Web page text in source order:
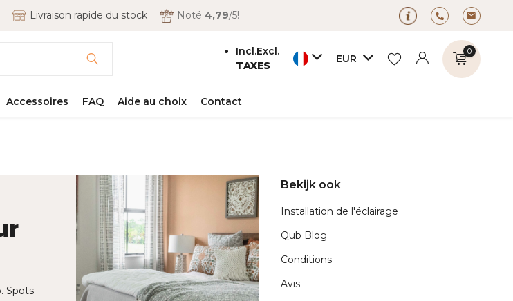
Livraison rapide du stock Noté 4,79/5!
Incl.Excl.
TAXES
EUR
0
Accessoires FAQ Aide au choix Contact
Spots
Bekijk ook
Installation de l'éclairage
Qub Blog
Conditions
Avis